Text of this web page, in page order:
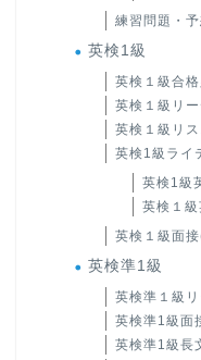
練習問題・
英検1級
英検１級合
英検１級リ
英検１級リ
英検1級ライ
英検1級
英検１
英検１級面
英検準1級
英検準１級
英検準1級面
英検準1級長